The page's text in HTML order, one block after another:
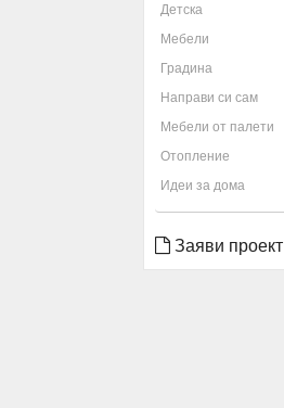
Детска
Мебели
Градина
Направи си сам
Мебели от палети
Отопление
Идеи за дома
Заяви проект